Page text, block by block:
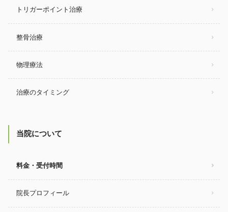
トリガーポイント治療
整骨治療
物理療法
治療のタイミング
当院について
料金・受付時間
院長プロフィール